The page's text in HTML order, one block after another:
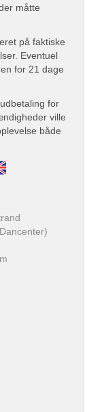
måtte
på faktiske
Eventuel
for 21 dage
for
ville
både